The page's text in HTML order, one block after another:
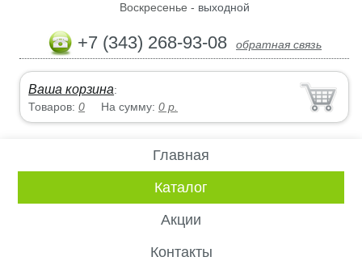
Воскресенье - выходной
+7 (343) 268-93-08 обратная связь
Ваша корзина:
Товаров:0 На сумму:0 р.
Главная
Каталог
Акции
Контакты